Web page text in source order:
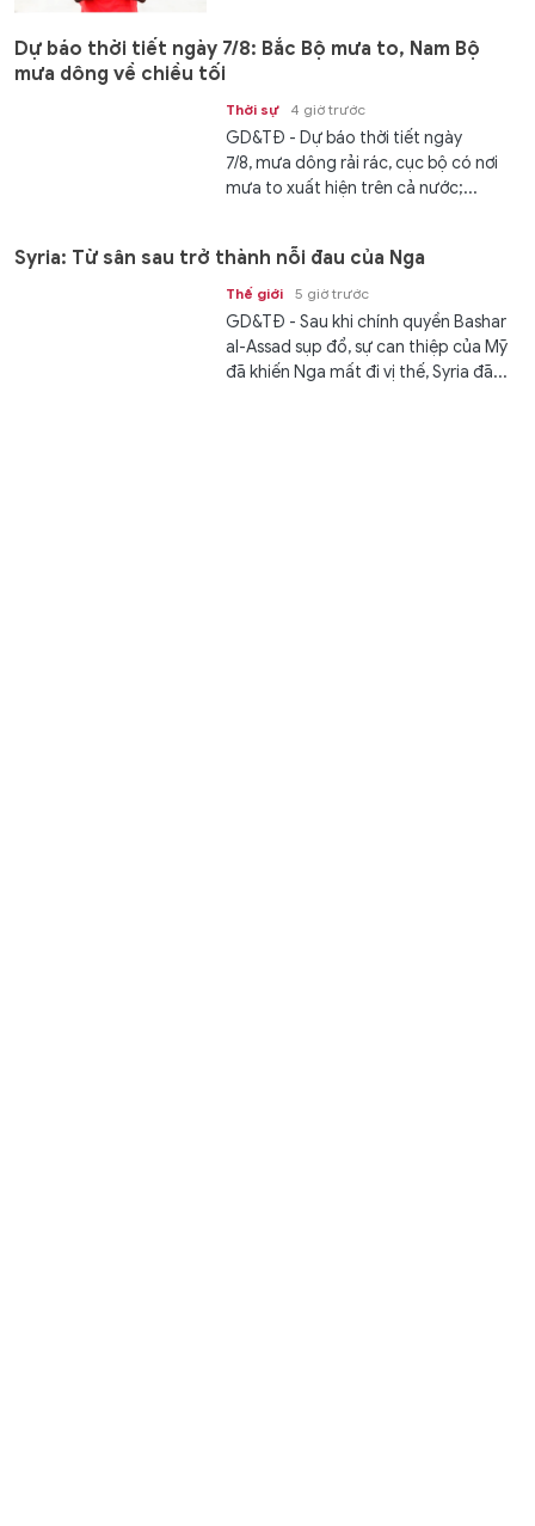
Dự báo thời tiết ngày 7/8: Bắc Bộ mưa to, Nam Bộ
mưa dông về chiều tối
Thời sự 4 giờ trước
GD&TĐ - Dự báo thời tiết ngày
7/8, mưa dông rải rác, cục bộ có nơi
mưa to xuất hiện trên cả nước;...
Syria: Từ sân sau trở thành nỗi đau của Nga
Thế giới 5 giờ trước
GD&TĐ - Sau khi chính quyền Bashar
al-Assad sụp đổ, sự can thiệp của Mỹ
đã khiến Nga mất đi vị thế, Syria đã...